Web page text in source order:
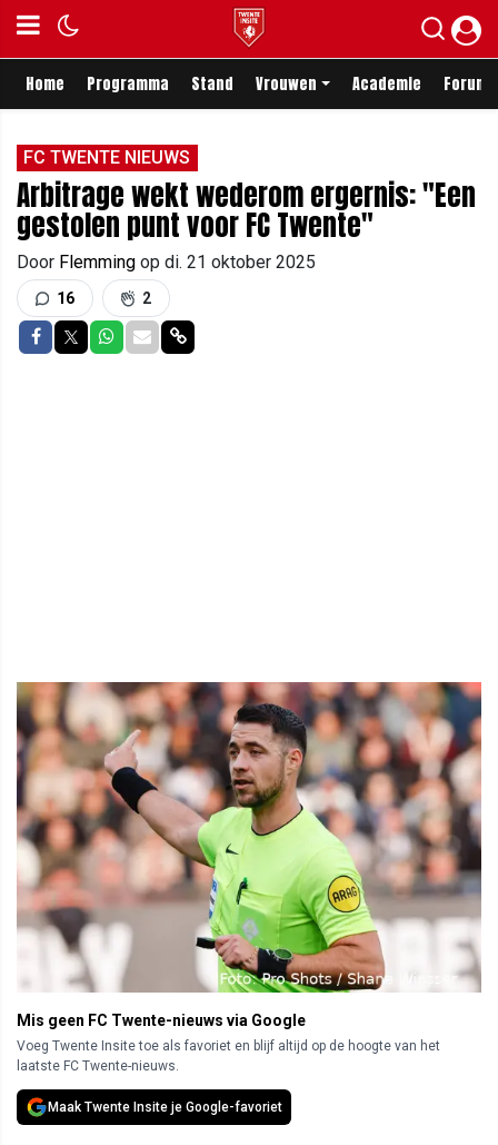
Home Programma Stand Vrouwen Academie Forum
FC TWENTE NIEUWS
Arbitrage wekt wederom ergernis: "Een
gestolen punt voor FC Twente"
Door Flemming op di. 21 oktober 2025
16 2
Delen op Facebook
Delen op Twitter
Delen op Whatsapp
Delen via Mail
Delen via link
Mis geen FC Twente-nieuws via Google
Voeg Twente Insite toe als favoriet en blijf altijd op de hoogte van het
laatste FC Twente-nieuws.
Maak Twente Insite je Google-favoriet